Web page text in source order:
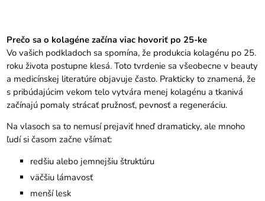
Prečo sa o kolagéne začína viac hovoriť po 25-ke
Vo vašich podkladoch sa spomína, že produkcia kolagénu po 25.
roku života postupne klesá. Toto tvrdenie sa všeobecne v beauty
a medicínskej literatúre objavuje často. Prakticky to znamená, že
s pribúdajúcim vekom telo vytvára menej kolagénu a tkanivá
začínajú pomaly strácať pružnosť, pevnosť a regeneráciu.
Na vlasoch sa to nemusí prejaviť hneď dramaticky, ale mnoho
ľudí si časom začne všímať:
redšiu alebo jemnejšiu štruktúru
väčšiu lámavosť
menší lesk